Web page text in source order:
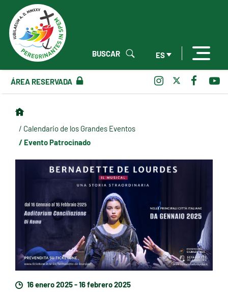
ES
BUSCAR
ÁREA RESERVADA
/ Calendario de los Grandes Eventos
/ Evento Patrocinado
16 enero 2025 - 16 febrero 2025